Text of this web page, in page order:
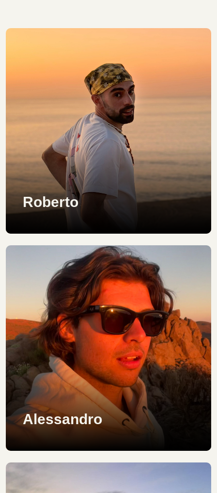
Roberto
Alessandro